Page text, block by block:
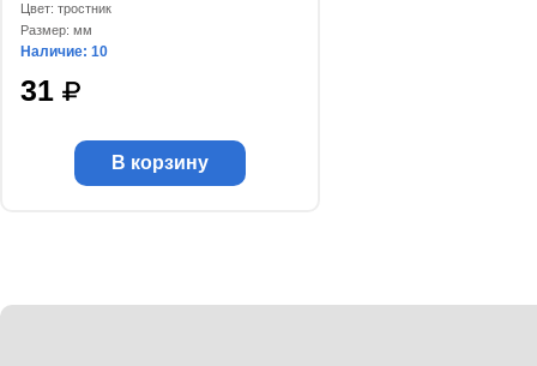
Цвет: тростник
Размер: мм
Наличие: 10
31
В корзину